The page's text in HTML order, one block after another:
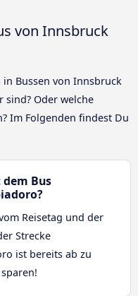
von Innsbruck
Bussen von Innsbruck
sind? Oder welche
Im Folgenden findest Du
Bus
Reisetag und der
Strecke
ist bereits ab zu